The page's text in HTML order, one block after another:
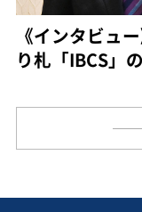
《インタビュ
り札「IBCS」